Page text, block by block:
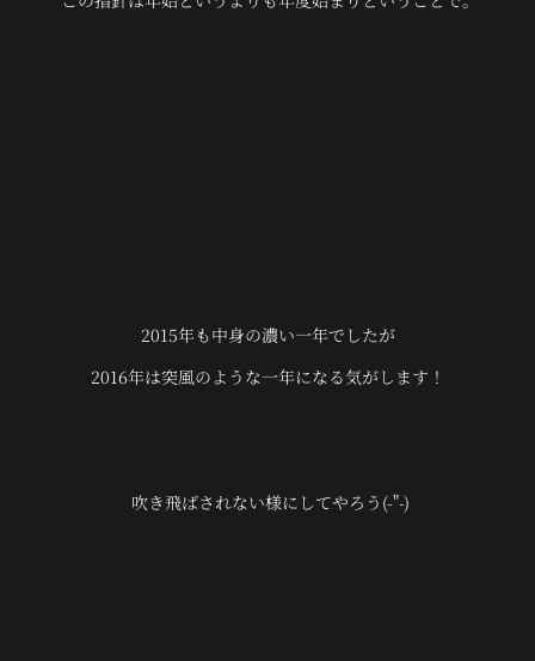
2015年も中身の濃い一年でしたが
2016年は突風のような一年になる気がします！
吹き飛ばされない様にしてやろう(-"-)